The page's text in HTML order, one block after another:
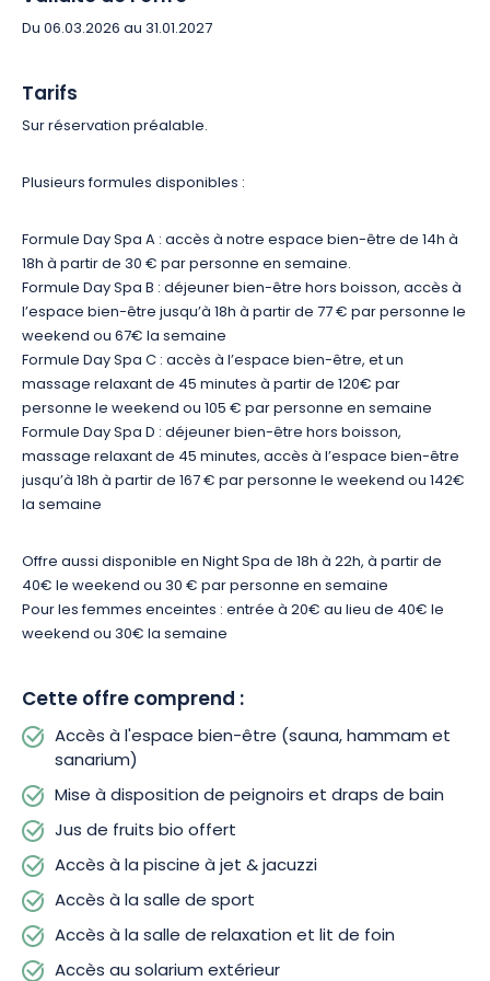
Du 06.03.2026 au 31.01.2027
Tarifs
Sur réservation préalable.
Plusieurs formules disponibles :
Formule Day Spa A : accès à notre espace bien-être de 14h à
18h à partir de 30 € par personne en semaine.
Formule Day Spa B : déjeuner bien-être hors boisson, accès à
l’espace bien-être jusqu’à 18h à partir de 77 € par personne le
weekend ou 67€ la semaine
Formule Day Spa C : accès à l’espace bien-être, et un
massage relaxant de 45 minutes à partir de 120€ par
personne le weekend ou 105 € par personne en semaine
Formule Day Spa D : déjeuner bien-être hors boisson,
massage relaxant de 45 minutes, accès à l’espace bien-être
jusqu’à 18h à partir de 167 € par personne le weekend ou 142€
la semaine
Offre aussi disponible en Night Spa de 18h à 22h, à partir de
40€ le weekend ou 30 € par personne en semaine
Pour les femmes enceintes : entrée à 20€ au lieu de 40€ le
weekend ou 30€ la semaine
Cette offre comprend :
Accès à l'espace bien-être (sauna, hammam et
sanarium)
Mise à disposition de peignoirs et draps de bain
Jus de fruits bio offert
Accès à la piscine à jet & jacuzzi
Accès à la salle de sport
Accès à la salle de relaxation et lit de foin
Accès au solarium extérieur